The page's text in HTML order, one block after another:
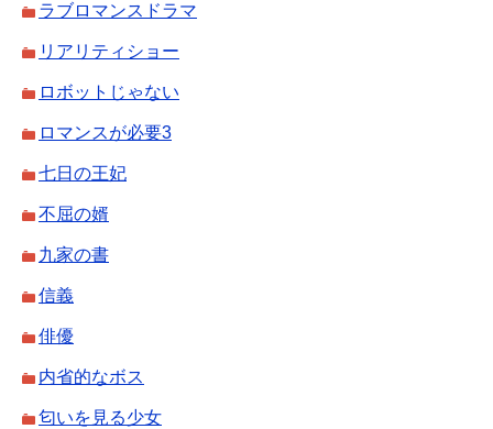
ラブロマンスドラマ
リアリティショー
ロボットじゃない
ロマンスが必要3
七日の王妃
不屈の婿
九家の書
信義
俳優
内省的なボス
匂いを見る少女